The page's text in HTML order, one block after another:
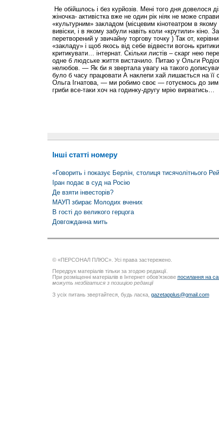
Не обійшлось і без курйозів. Мені того дня довелося
жіночка- активістка вже не один рік ніяк не може
«культурним» закладом (місцевим кінотеатром в
вивіски, і в якому забули навіть коли «крутили» кіно.
перетворений у звичайну торгову точку ) Так от,
«закладу» і щоб якось від себе відвести вогонь
критикувати… інтернат. Скільки листів – скарг нею
одне б людське життя вистачило. Питаю у Ольги
нелюбов. — Як би я звертала увагу на такого
було б часу працювати А наклепи хай лишається на її
Ольга Ігнатова, — ми робимо своє — готуємось до
гриби все-таки хоч на годинку-другу мрію вирватись…
Інші статті номеру
«Говорить і показує Берлін, столиця тисячолітнього
Іран подає в суд на Росію
Де взяти інвесторів?
МАУП збирає Молодих вчених
В гості до великого герцога
Довгожданна мить
© «ПЕРСОНАЛ ПЛЮС». Усі права застережено.
Передрук матеріалів тільки за згодою редакції.
При розміщенні матеріалів в Інтернет обов’язкове посилання на
можуть незбігатися з позицією редакції
З усіх питань звертайтеся, будь ласка, gazetapplus@gmail.com